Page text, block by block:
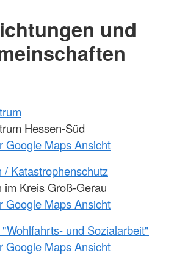
und
Hessen-Süd
Google Maps Ansicht
/ Katastrophenschutz
im Kreis Groß-Gerau
Google Maps Ansicht
und Sozialarbeit"
Google Maps Ansicht